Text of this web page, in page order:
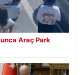
Araç Park